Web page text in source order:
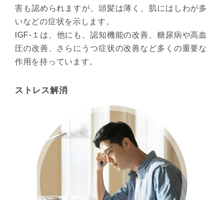
害も認められますが、頭髪は薄く、肌にはしわが多
いなどの症状を示します。
IGF-１は、他にも、認知機能の改善、糖尿病や高血
圧の改善、さらにうつ症状の改善など多くの重要な
作用を持っています。
ストレス解消